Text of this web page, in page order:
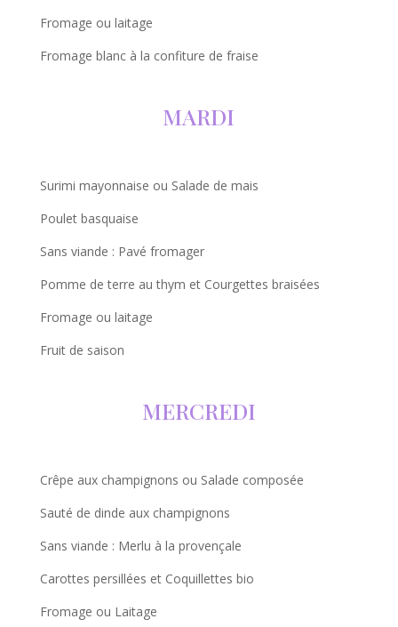
Fromage ou laitage
Fromage blanc à la confiture de fraise
MARDI
Surimi mayonnaise ou Salade de mais
Poulet basquaise
Sans viande : Pavé fromager
Pomme de terre au thym et Courgettes braisées
Fromage ou laitage
Fruit de saison
MERCREDI
Crêpe aux champignons ou Salade composée
Sauté de dinde aux champignons
Sans viande : Merlu à la provençale
Carottes persillées et Coquillettes bio
Fromage ou Laitage